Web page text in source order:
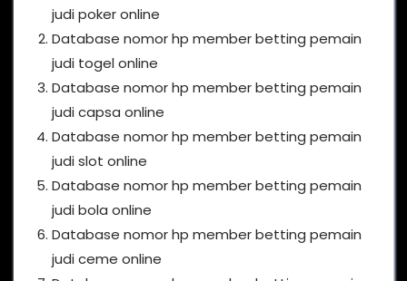
judi poker online
Database nomor hp member betting pemain
judi togel online
Database nomor hp member betting pemain
judi capsa online
Database nomor hp member betting pemain
judi slot online
Database nomor hp member betting pemain
judi bola online
Database nomor hp member betting pemain
judi ceme online